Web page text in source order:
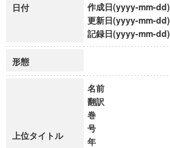
日付
作成日(yyyy-mm-dd)
更新日(yyyy-mm-dd)
記録日(yyyy-mm-dd)
形態
上位タイトル
名前
翻訳
巻
号
年